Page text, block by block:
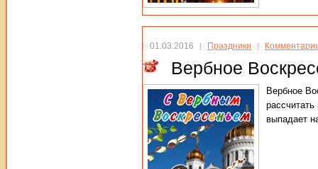
01.03.2016 Праздники
Вербное
Вербное
выпадает